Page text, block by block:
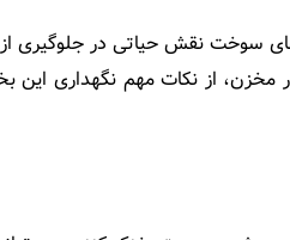
نقش حیاتی در جلوگیری از
از نکات مهم نگهداری